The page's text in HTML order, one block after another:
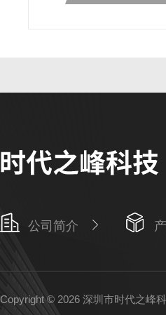
公司简介
Copyright © 2026 深圳市时代之峰